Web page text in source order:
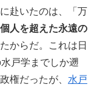
赴いたのは、「万
個人を超えた永遠の
からだ。これは日
戸学までしか遡
権だったが、 水戸